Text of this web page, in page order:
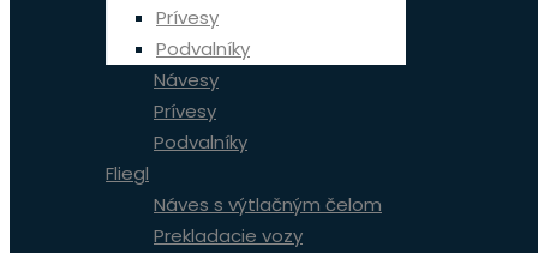
Prívesy
Podvalníky
Návesy
Prívesy
Podvalníky
Fliegl
Náves s výtlačným čelom
Prekladacie vozy